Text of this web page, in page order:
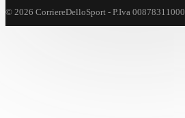
© 2026 CorriereDelloSport - P.Iva 00878311000